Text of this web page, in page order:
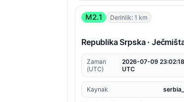
M2.1 Derinlik: 1 km
Republika Srpska ·
Zaman
(UTC)
2026-07-09 23:02:18
UTC
Kaynak